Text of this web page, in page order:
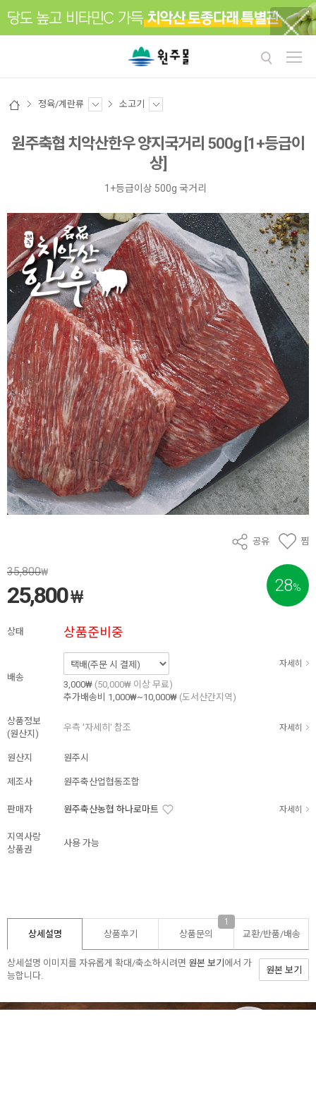
정육/계란류 소고기
원주축협 치악산한우 양지국거리 500g [1+등급이
상]
1+등급이상 500g 국거리
공유 찜
28%
35,800₩
25,800₩
상태 상품준비중
배송
자세히
3,000₩ (50,000₩ 이상 무료)
추가배송비
1,000₩~10,000₩ (도서산간지역)
상품정보
(원산지)
우측 '자세히' 참조 자세히
원산지 원주시
제조사 원주축산업협동조합
판매자 원주축산농협 하나로마트 자세히
지역사랑
상품권
사용 가능
상세설명 상품후기 상품문의
1
교환/반품/배송
상세설명 이미지를 자유롭게 확대/축소하시려면 원본 보기 에서 가
능합니다.
원본 보기